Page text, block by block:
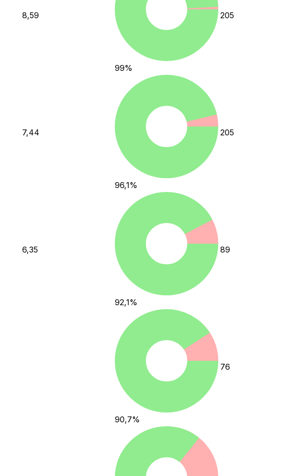
8,59
99%
205
7,44
96,1%
205
6,35
92,1%
89
90,7%
76